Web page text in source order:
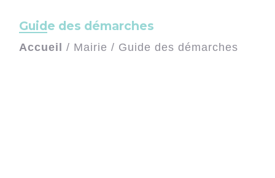
Guide des démarches
Accueil / Mairie / Guide des démarches